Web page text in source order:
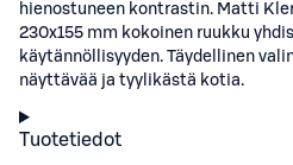
hienostuneen kontrastin. Matti
230x155 mm kokoinen ruukku
käytännöllisyyden. Täydellinen
näyttävää ja tyylikästä kotia.
Tuotetiedot